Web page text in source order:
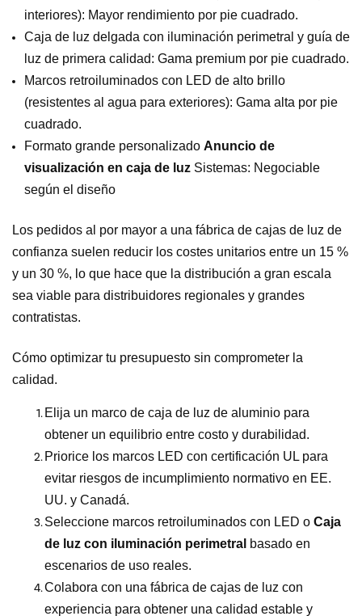
interiores): Mayor rendimiento por pie cuadrado.
Caja de luz delgada con iluminación perimetral y guía de
luz de primera calidad: Gama premium por pie cuadrado.
Marcos retroiluminados con LED de alto brillo
(resistentes al agua para exteriores): Gama alta por pie
cuadrado.
Formato grande personalizado Anuncio de
visualización en caja de luz Sistemas: Negociable
según el diseño
Los pedidos al por mayor a una fábrica de cajas de luz de
confianza suelen reducir los costes unitarios entre un 15 %
y un 30 %, lo que hace que la distribución a gran escala
sea viable para distribuidores regionales y grandes
contratistas.
Cómo optimizar tu presupuesto sin comprometer la
calidad.
Elija un marco de caja de luz de aluminio para
obtener un equilibrio entre costo y durabilidad.
Priorice los marcos LED con certificación UL para
evitar riesgos de incumplimiento normativo en EE.
UU. y Canadá.
Seleccione marcos retroiluminados con LED o Caja
de luz con iluminación perimetral basado en
escenarios de uso reales.
Colabora con una fábrica de cajas de luz con
experiencia para obtener una calidad estable y